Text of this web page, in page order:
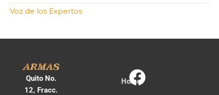
Voz de los Expertos
Quito No.
12, Fracc.
Home